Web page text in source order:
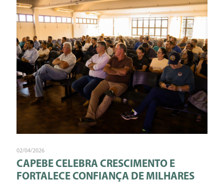
02/04/2026
CAPEBE CELEBRA CRESCIMENTO E
FORTALECE CONFIANÇA DE MILHARES